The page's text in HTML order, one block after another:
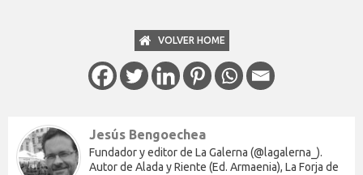
VOLVER HOME
Jesús Bengoechea
Fundador y editor de La Galerna (@lagalerna_).
Autor de Alada y Riente (Ed. Armaenia), La Forja de